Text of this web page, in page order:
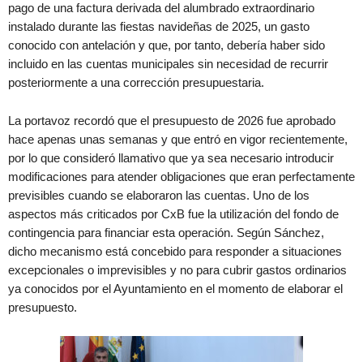
pago de una factura derivada del alumbrado extraordinario
instalado durante las fiestas navideñas de 2025, un gasto
conocido con antelación y que, por tanto, debería haber sido
incluido en las cuentas municipales sin necesidad de recurrir
posteriormente a una corrección presupuestaria.
La portavoz recordó que el presupuesto de 2026 fue aprobado
hace apenas unas semanas y que entró en vigor recientemente,
por lo que consideró llamativo que ya sea necesario introducir
modificaciones para atender obligaciones que eran perfectamente
previsibles cuando se elaboraron las cuentas. Uno de los
aspectos más criticados por CxB fue la utilización del fondo de
contingencia para financiar esta operación. Según Sánchez,
dicho mecanismo está concebido para responder a situaciones
excepcionales o imprevisibles y no para cubrir gastos ordinarios
ya conocidos por el Ayuntamiento en el momento de elaborar el
presupuesto.